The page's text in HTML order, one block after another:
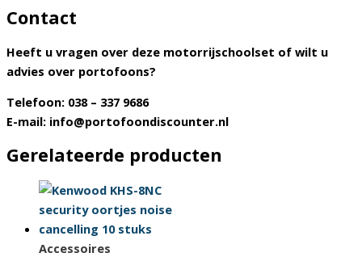
Contact
Heeft u vragen over deze motorrijschoolset of wilt u
advies over portofoons?
Telefoon: 038 – 337 9686
E-mail: info@portofoondiscounter.nl
Gerelateerde producten
Accessoires